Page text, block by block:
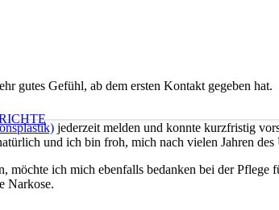
gutes Gefühl, ab dem ersten Kontakt gegeben hat.
jederzeit melden und konnte kurzfristig
und ich bin froh, mich nach vielen Jahren
möchte ich mich ebenfalls bedanken bei der Pflege
Narkose.